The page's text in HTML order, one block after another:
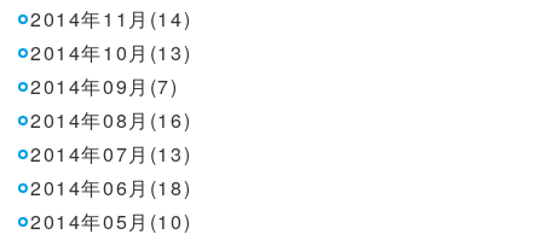
2014年11月(14)
2014年10月(13)
2014年09月(7)
2014年08月(16)
2014年07月(13)
2014年06月(18)
2014年05月(10)